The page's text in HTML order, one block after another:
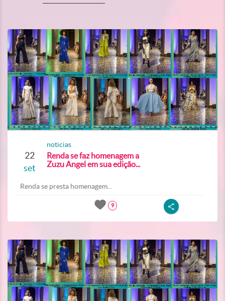
22
set
noticias
Renda se faz homenagem a
Zuzu Angel em sua edição...
Renda se presta homenagem...
9